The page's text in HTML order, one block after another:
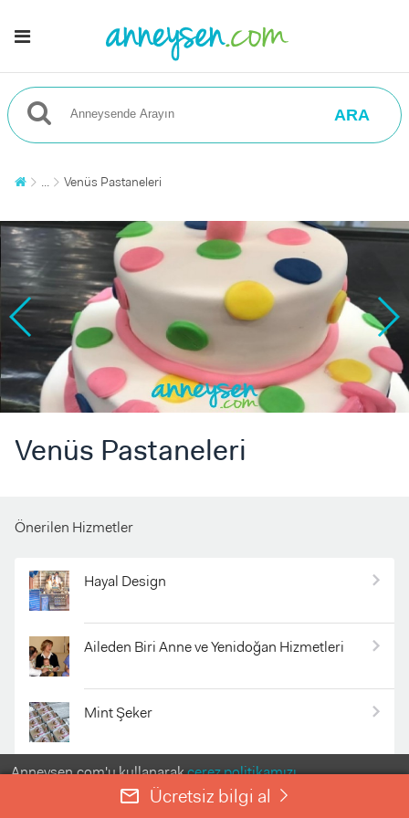
ARA
... Venüs Pastaneleri
Venüs Pastaneleri
Önerilen Hizmetler
Hayal Design
Aileden Biri Anne ve Yenidoğan Hizmetleri
Mint Şeker
ŞECE Danışmanlık
Anneysen.com'u kullanarakçerez politikamızı
kabul etmiş olursunuz.
mail_outline Ücretsiz bilgi al right